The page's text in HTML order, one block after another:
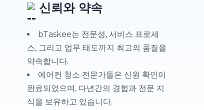
신뢰와 약속
bTaskee는 전문성, 서비스 프로세
스, 그리고 업무 태도까지 최고의 품질을
약속합니다.
에어컨 청소 전문가들은 신원 확인이
완료되었으며, 다년간의 경험과 전문 지
식을 보유하고 있습니다.